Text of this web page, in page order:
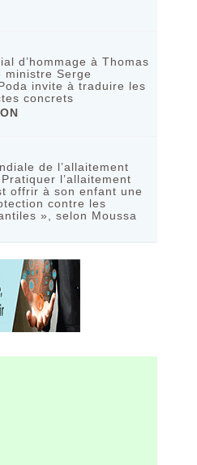
d’hommage à Thomas
ministre Serge
invite à traduire les
concrets
de l’allaitement
l’allaitement
offrir à son enfant une
contre les
», selon Moussa